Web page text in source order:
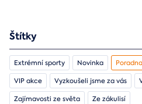
Štítky
Extrémní sporty Novinka Poradna
VIP akce Vyzkoušeli jsme za vás
Zajímavosti ze světa Ze zákulisí